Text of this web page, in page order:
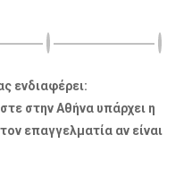
ενδιαφέρει:
στην Αθήνα υπάρχει η
επαγγελματία αν είναι